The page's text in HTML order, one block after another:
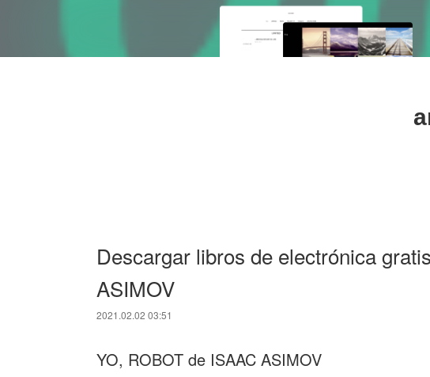
Descargar libros de electrónica
ASIMOV
2021.02.02 03:51
YO, ROBOT de ISAAC ASIMOV